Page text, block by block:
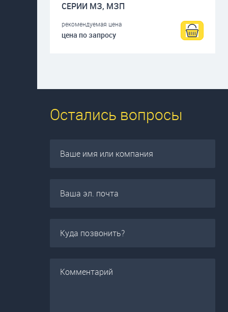
СЕРИИ МЗ, МЗП
рекомендуемая цена
цена по запросу
Остались вопросы